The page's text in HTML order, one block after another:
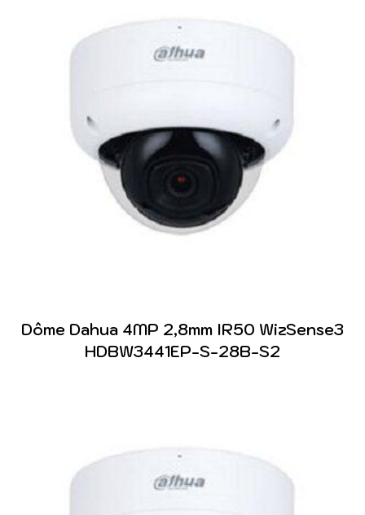
Dôme Dahua 4MP 2,8mm IR50 WizSense3
HDBW3441EP-S-28B-S2